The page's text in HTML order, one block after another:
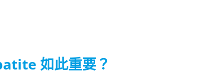
如此重要？